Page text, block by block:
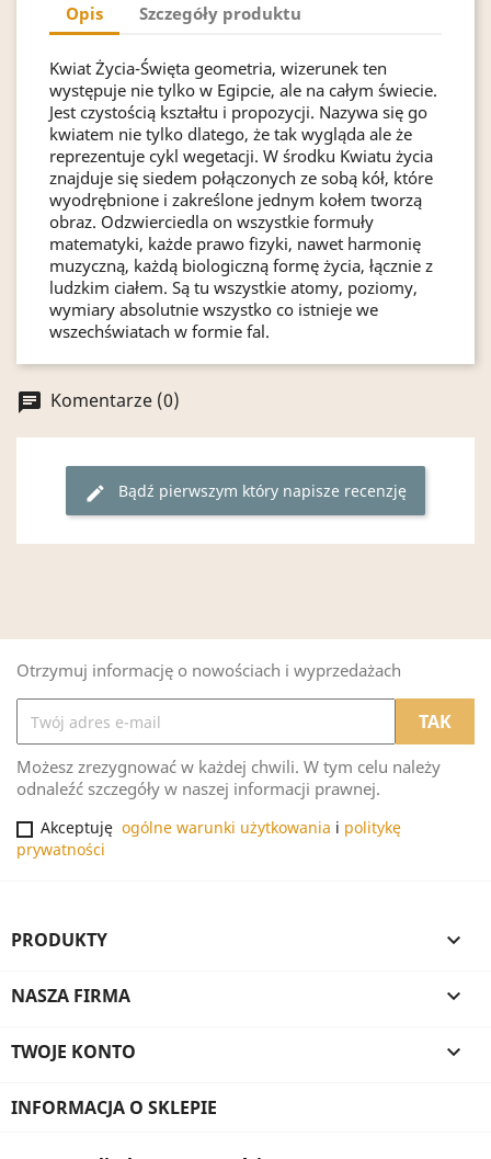
Opis Szczegóły produktu
Kwiat Życia-Święta geometria, wizerunek ten
występuje nie tylko w Egipcie, ale na całym świecie.
Jest czystością kształtu i propozycji. Nazywa się go
kwiatem nie tylko dlatego, że tak wygląda ale że
reprezentuje cykl wegetacji. W środku Kwiatu życia
znajduje się siedem połączonych ze sobą kół, które
wyodrębnione i zakreślone jednym kołem tworzą
obraz. Odzwierciedla on wszystkie formuły
matematyki, każde prawo fizyki, nawet harmonię
muzyczną, każdą biologiczną formę życia, łącznie z
ludzkim ciałem. Są tu wszystkie atomy, poziomy,
wymiary absolutnie wszystko co istnieje we
wszechświatach w formie fal.
chat Komentarze (0)
edit Bądź pierwszym który napisze recenzję
Otrzymuj informację o nowościach i wyprzedażach
Możesz zrezygnować w każdej chwili. W tym celu należy
odnaleźć szczegóły w naszej informacji prawnej.
Akceptuję ogólne warunki użytkowania i politykę
prywatności
PRODUKTY 
NASZA FIRMA 
TWOJE KONTO 
INFORMACJA O SKLEPIE